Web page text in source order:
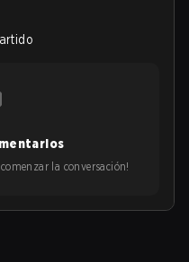
la conversación!